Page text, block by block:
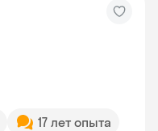
17 лет опыта